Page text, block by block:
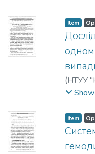
Item
(НТУУ
Item